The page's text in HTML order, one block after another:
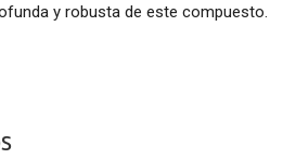
y robusta de este compuesto.